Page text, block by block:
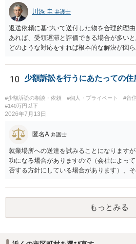
ダメージが大きく」という理由では、慰謝
せん。
川添 圭 弁護士
返送依頼に基づいて送付した物を合理的理
あれば、受領遅滞と評価できる場合が多い
どのような対応をすれば根本的な解決が図
料します。
10 少額訴訟を行うにあたっての住
#少額訴訟の相談・依頼 #個人・プライベート
#音
#140万円以下
2026年7月13日
匿名A 弁護士
就業場所への送達を試みることになります
功になる場合がありますので（会社によっ
否する方針にしている場合があります）、
もっとみる